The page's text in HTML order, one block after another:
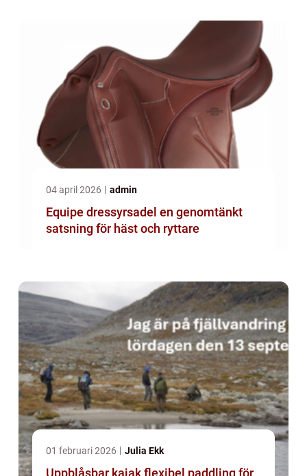
04 april 2026 admin
Equipe dressyrsadel en genomtänkt
satsning för häst och ryttare
01 februari 2026 Julia Ekk
Uppblåsbar kajak flexibel paddling för